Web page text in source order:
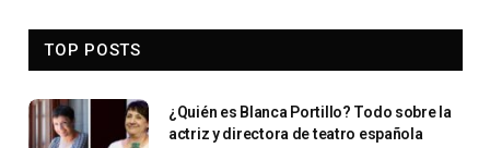
TOP POSTS
¿Quién es Blanca Portillo? Todo sobre la
actriz y directora de teatro española